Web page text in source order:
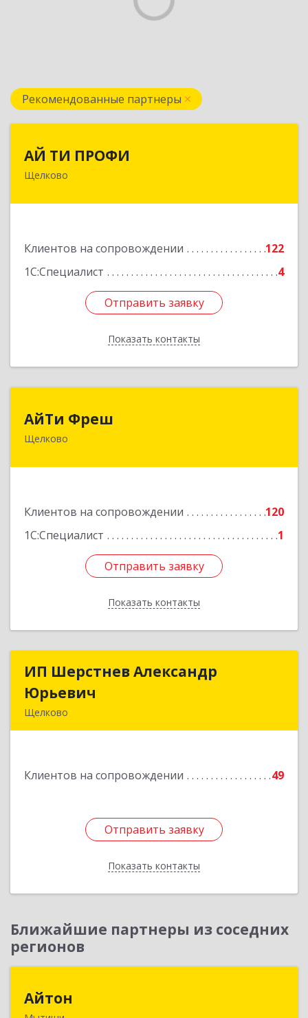
Рекомендованные партнеры
АЙ ТИ ПРОФИ
Щелково
Клиентов на сопровождении
122
1С:Специалист
4
Отправить заявку
Показать контакты
Отправить заявку
Назад
АйТи Фреш
Щелково
Клиентов на сопровождении
120
1С:Специалист
1
Отправить заявку
Показать контакты
141100, Московская обл, Щелково г, Городской
Отправить заявку
Назад
ИП Шерстнев Александр
Юрьевич
Щелково
Клиентов на сопровождении 49
Отправить заявку
Показать контакты
ИП Шерстнев Александр
Подробнее
Отправить заявку
Назад
Ближайшие партнеры из соседних
регионов
Айтон